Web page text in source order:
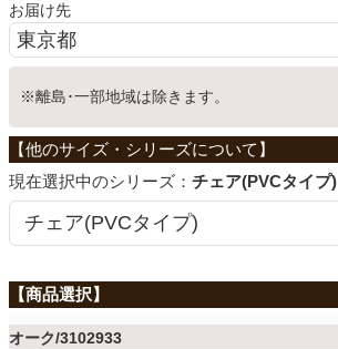
ホームオフィス
こたつ
寝具
お届け先
※離島･一部地域は除きます。
シリーズ： チェア(PVCタイプ)
オーク/3102933